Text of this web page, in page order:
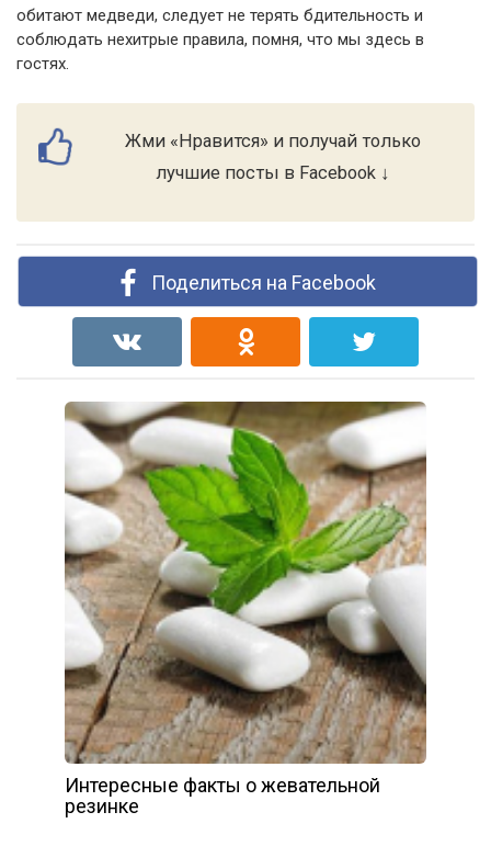
обитают медведи, следует не терять бдительность и
соблюдать нехитрые правила, помня, что мы здесь в
гостях.
Жми «Нравится» и получай только
лучшие посты в Facebook ↓
Поделиться на Facebook
Интересные факты о жевательной
резинке